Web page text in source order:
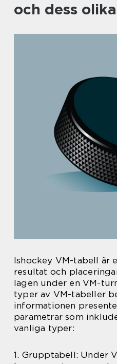
och dess
Ishockey VM-tabell är
resultat och
lagen under en VM-
typer av VM-tabeller
informationen
parametrar som
vanliga typer:
1. Grupptabell: Under